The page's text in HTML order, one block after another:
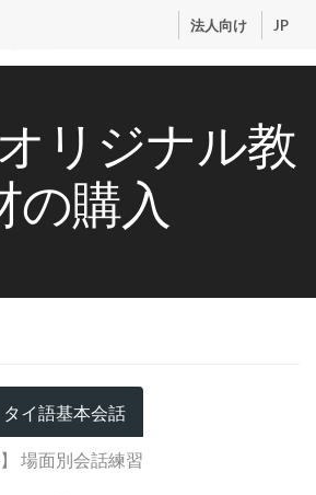
法人向け JP
リジナル教
の購入
タイ語基本会話
場面別会話練習